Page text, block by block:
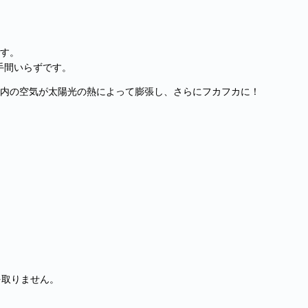
。
いらずです。
空気が太陽光の熱によって膨張し、さらにフカフカに！
りません。